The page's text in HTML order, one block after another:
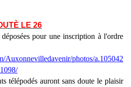
LE 26
déposées pour une inscription à l'ordre
Auxonnevilledavenir/photos/a.105042
télépodés auront sans doute le plaisir